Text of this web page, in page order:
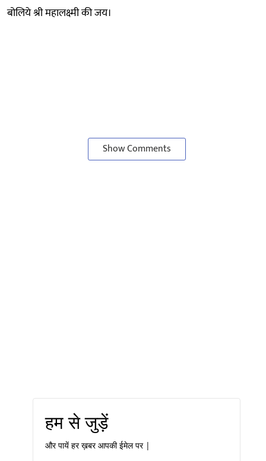
बोलिये श्री महालक्ष्मी की जय।
Show Comments
हम से जुड़ें
और पायें हर ख़बर आपकी ईमेल पर |